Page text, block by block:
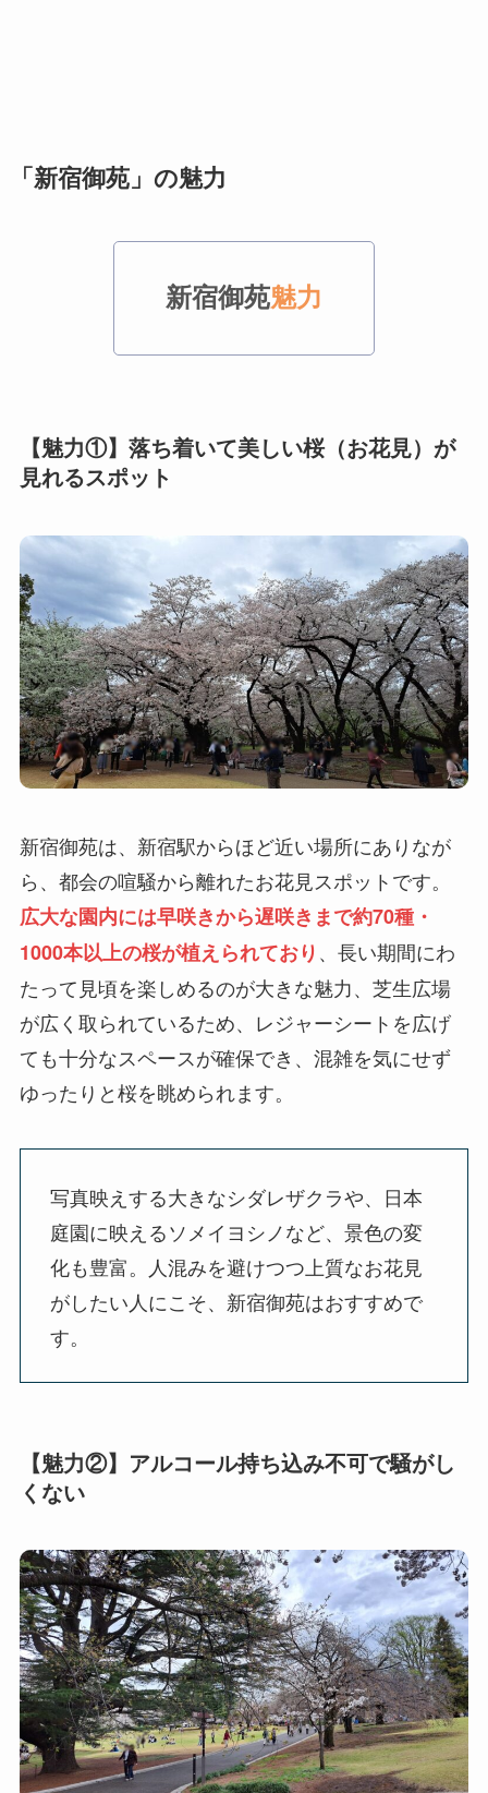
「新宿御苑」の魅力
新宿御苑魅力
【魅力①】落ち着いて美しい桜（お花見）が
見れるスポット
新宿御苑は、新宿駅からほど近い場所にありなが
ら、都会の喧騒から離れたお花見スポットです。
広大な園内には早咲きから遅咲きまで約70種・
1000本以上の桜が植えられており、長い期間にわ
たって見頃を楽しめるのが大きな魅力、芝生広場
が広く取られているため、レジャーシートを広げ
ても十分なスペースが確保でき、混雑を気にせず
ゆったりと桜を眺められます。
写真映えする大きなシダレザクラや、日本
庭園に映えるソメイヨシノなど、景色の変
化も豊富。人混みを避けつつ上質なお花見
がしたい人にこそ、新宿御苑はおすすめで
す。
【魅力②】アルコール持ち込み不可で騒がし
くない